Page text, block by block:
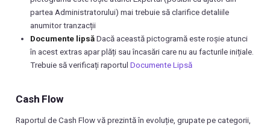
partea Administratorului) mai trebuie să clarifice detaliile
anumitor tranzacții
Documente lipsăDacă această pictogramă este roșie atunci
în acest extras apar plăți sau încasări care nu au facturile inițiale.
Trebuie să verificați raportul Documente Lipsă
Cash Flow
Raportul de Cash Flow vă prezintă în evoluție, grupate pe categorii,